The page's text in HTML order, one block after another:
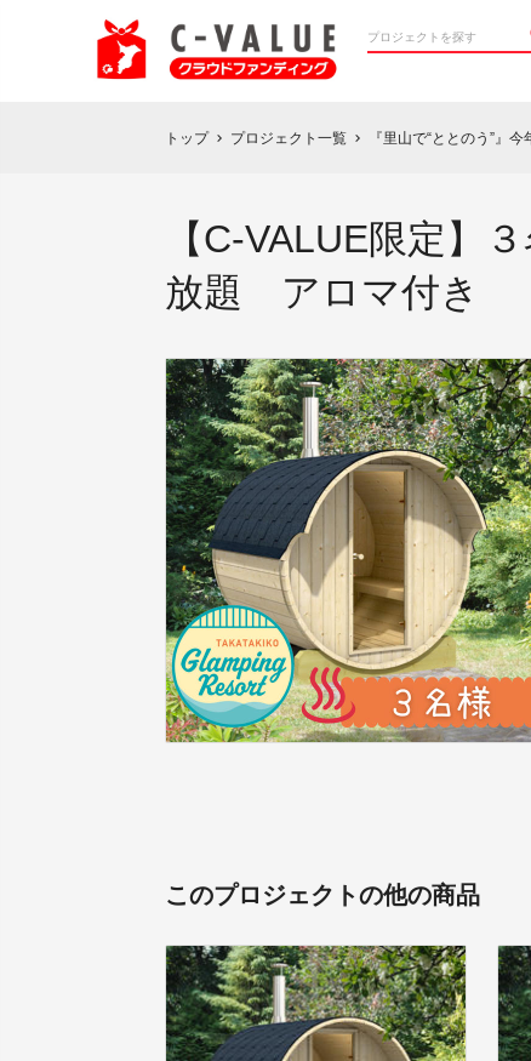
トップ chevron_right プロジェクト一覧 chevron_right 『里山で“ととのう”』
【C-VALUE限定】
放題 アロマ付き
このプロジェクトの他の商品